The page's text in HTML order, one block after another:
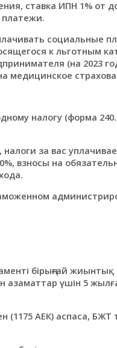
ставка ИПН 1% от
платежи.
социальные
к льготным
(на 2023
медицинское
налогу (форма
за вас
взносы на
бірыңғай
азаматтар үшін 5
(1175 АЕК) аспаса,